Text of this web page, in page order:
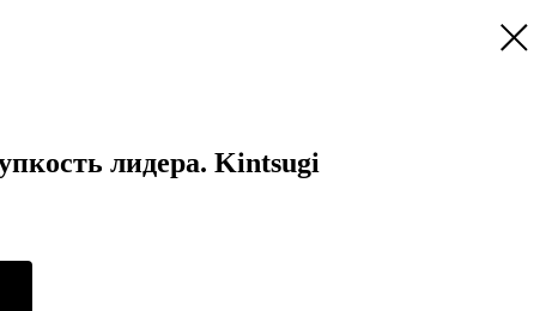
лидера. Kintsugi